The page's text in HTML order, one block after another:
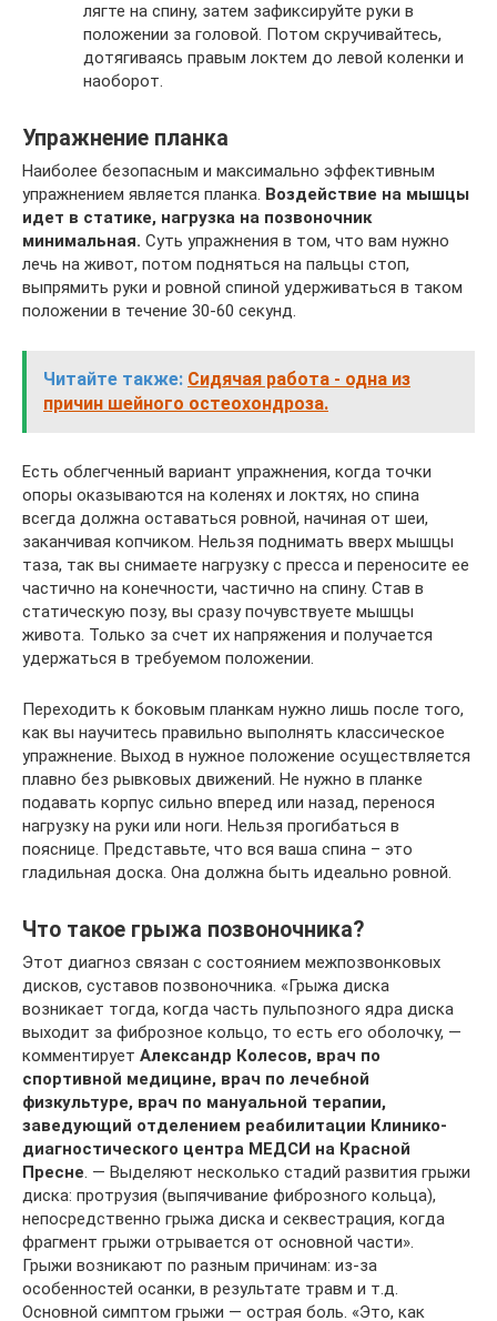
лягте на спину, затем зафиксируйте руки в
положении за головой. Потом скручивайтесь,
дотягиваясь правым локтем до левой коленки и
наоборот.
Упражнение планка
Наиболее безопасным и максимально эффективным
упражнением является планка. Воздействие на мышцы
идет в статике, нагрузка на позвоночник
минимальная. Суть упражнения в том, что вам нужно
лечь на живот, потом подняться на пальцы стоп,
выпрямить руки и ровной спиной удерживаться в таком
положении в течение 30-60 секунд.
Читайте также: Сидячая работа - одна из
причин шейного остеохондроза.
Есть облегченный вариант упражнения, когда точки
опоры оказываются на коленях и локтях, но спина
всегда должна оставаться ровной, начиная от шеи,
заканчивая копчиком. Нельзя поднимать вверх мышцы
таза, так вы снимаете нагрузку с пресса и переносите ее
частично на конечности, частично на спину. Став в
статическую позу, вы сразу почувствуете мышцы
живота. Только за счет их напряжения и получается
удержаться в требуемом положении.
Переходить к боковым планкам нужно лишь после того,
как вы научитесь правильно выполнять классическое
упражнение. Выход в нужное положение осуществляется
плавно без рывковых движений. Не нужно в планке
подавать корпус сильно вперед или назад, перенося
нагрузку на руки или ноги. Нельзя прогибаться в
пояснице. Представьте, что вся ваша спина – это
гладильная доска. Она должна быть идеально ровной.
Что такое грыжа позвоночника?
Этот диагноз связан с состоянием межпозвонковых
дисков, суставов позвоночника. «Грыжа диска
возникает тогда, когда часть пульпозного ядра диска
выходит за фиброзное кольцо, то есть его оболочку, —
комментирует Александр Колесов, врач по
спортивной медицине, врач по лечебной
физкультуре, врач по мануальной терапии,
заведующий отделением реабилитации Клинико-
диагностического центра МЕДСИ на Красной
Пресне. — Выделяют несколько стадий развития грыжи
диска: протрузия (выпячивание фиброзного кольца),
непосредственно грыжа диска и секвестрация, когда
фрагмент грыжи отрывается от основной части».
Грыжи возникают по разным причинам: из-за
особенностей осанки, в результате травм и т.д.
Основной симптом грыжи — острая боль. «Это, как